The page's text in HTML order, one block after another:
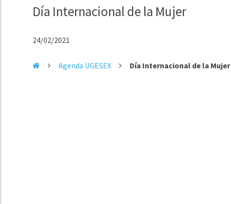
Día Internacional de la Mujer
24/02/2021
Agenda UGESEX Día Internacional de la Mujer